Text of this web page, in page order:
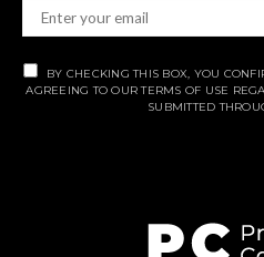
BY CHECKING THIS BOX, YOU
AGREEING TO OUR TERMS OF USE
SUBMITTED